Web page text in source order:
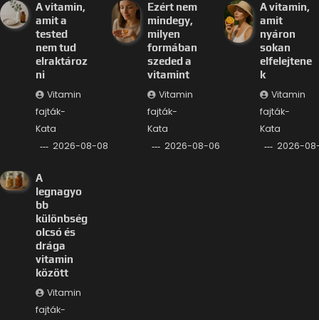
A vitamin,
amit a
tested
nem tud
elraktároz
ni
Vitamin
fajták-
Kata
2026-08-08
Ezért nem
mindegy,
milyen
formában
szeded a
vitamint
Vitamin
fajták-
Kata
2026-08-06
A vitamin,
amit
nyáron
sokan
elfelejtene
k
Vitamin
fajták-
Kata
2026-
A
legnagyo
bb
különbség
olcsó és
drága
vitamin
között
Vitamin
fajták-